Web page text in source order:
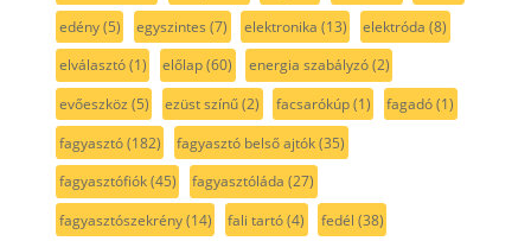
edény(5) egyszintes (7) elektronika (13) elektróda (8)
elválasztó(1) előlap(60) energia szabályzó(2)
evőeszköz (5) ezüst színű(2) facsarókúp(1) fagadó(1)
fagyasztó(182) fagyasztó belső ajtók(35)
fagyasztófiók(45) fagyasztóláda (27)
fagyasztószekrény(14) fali tartó(4) fedél (38)